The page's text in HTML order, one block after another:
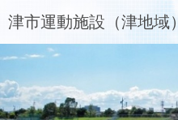
津市運動施設（津地域）